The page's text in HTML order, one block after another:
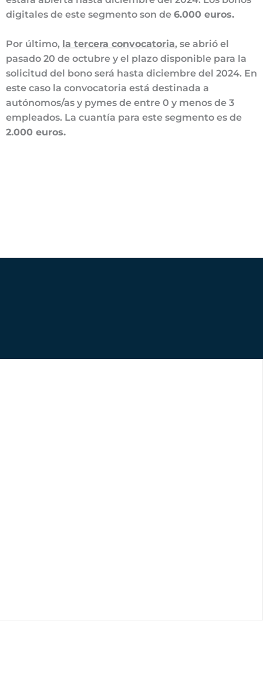
digitales de este segmento son de 6.000 euros.
Por último, la tercera convocatoria, se abrió el
pasado 20 de octubre y el plazo disponible para la
solicitud del bono será hasta diciembre del 2024. En
este caso la convocatoria está destinada a
autónomos/as y pymes de entre 0 y menos de 3
empleados. La cuantía para este segmento es de
2.000 euros.